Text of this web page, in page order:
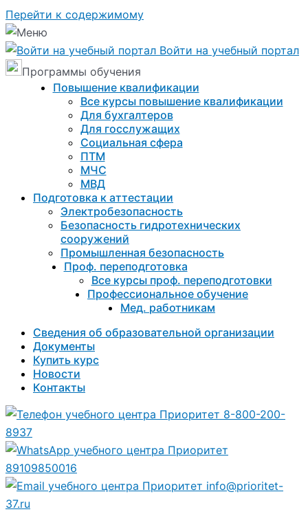
Перейти к содержимому
Войти на учебный портал
Программы обучения
Повышение квалификации
Все курсы повышение квалификации
Для бухгалтеров
Для госслужащих
Социальная сфера
ПТМ
МЧС
МВД
Подготовка к aттестации
Электробезопасность
Безопасность гидротехнических
сооружений
Промышленная безопасность
Проф. переподготовка
Все курсы проф. переподготовки
Профессиональное обучение
Мед. работникам
Сведения об образовательной организации
Документы
Купить курс
Новости
Контакты
8-800-200-
8937
89109850016
info@prioritet-
37.ru